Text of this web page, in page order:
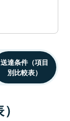
送達条件（項目
別比較表）